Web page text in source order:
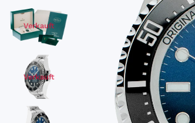
Verkauft
Verkauft